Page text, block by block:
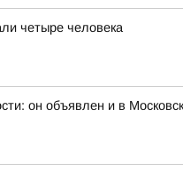
четыре человека
он объявлен и в